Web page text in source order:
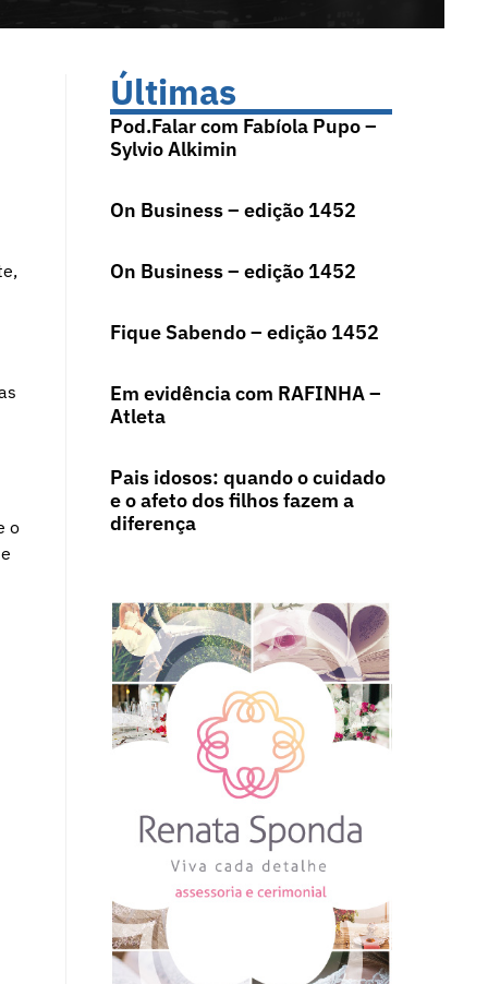
o
Últimas
Pod.Falar com Fabíola Pupo –
Sylvio Alkimin
On Business – edição 1452
On Business – edição 1452
Fique Sabendo – edição 1452
Em evidência com RAFINHA –
Atleta
Pais idosos: quando o cuidado
e o afeto dos filhos fazem a
diferença